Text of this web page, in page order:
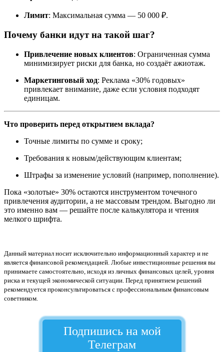
Лимит: Максимальная сумма — 50 000 ₽.
Почему банки идут на такой шаг?
Привлечение новых клиентов: Ограниченная сумма
минимизирует риски для банка, но создаёт ажиотаж.
Маркетинговый ход: Реклама «30% годовых»
привлекает внимание, даже если условия подходят
единицам.
Что проверить перед открытием вклада?
Точные лимиты по сумме и сроку;
Требования к новым/действующим клиентам;
Штрафы за изменение условий (например, пополнение).
Пока «золотые» 30% остаются инструментом точечного
привлечения аудитории, а не массовым трендом. Выгодно ли
это именно вам — решайте после калькулятора и чтения
мелкого шрифта.
Данный материал носит исключительно информационный характер и не
является финансовой рекомендацией. Любые инвестиционные решения вы
принимаете самостоятельно, исходя из личных финансовых целей, уровня
риска и текущей экономической ситуации. Перед принятием решений
рекомендуется проконсультироваться с профессиональным финансовым
советником.
Подпишись на мой
Телеграм